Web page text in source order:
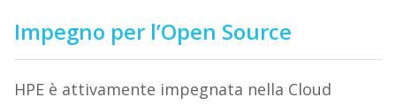
Impegno per l’Open Source
HPE è attivamente impegnata nella Cloud